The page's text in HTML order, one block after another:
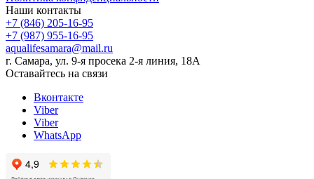
Наши контакты
+7 (846) 205-16-95
+7 (987) 955-16-95
aqualifesamara@mail.ru
г. Самара, ул. 9-я просека 2-я линия, 18А
Оставайтесь на связи
Вконтакте
Viber
Viber
WhatsApp